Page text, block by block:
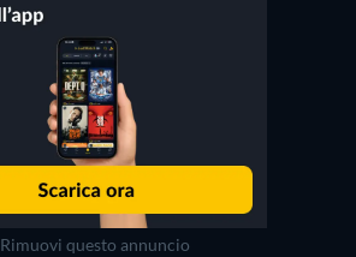
Rimuovi questo annuncio